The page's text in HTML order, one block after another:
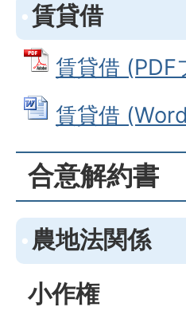
賃貸借
賃貸借 (PDF
賃貸借
合意解約書
農地法関係
小作権